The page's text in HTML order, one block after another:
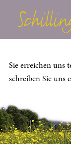
Sie erreichen uns
schreiben Sie uns